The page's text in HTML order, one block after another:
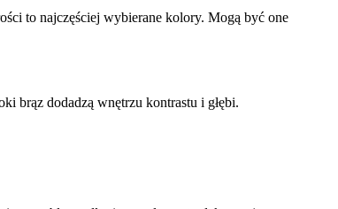
to najczęściej wybierane kolory. Mogą być one
brąz dodadzą wnętrzu kontrastu i głębi.